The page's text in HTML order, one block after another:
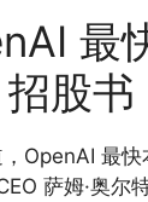
最
股书
OpenAI 最快
萨姆·奥尔